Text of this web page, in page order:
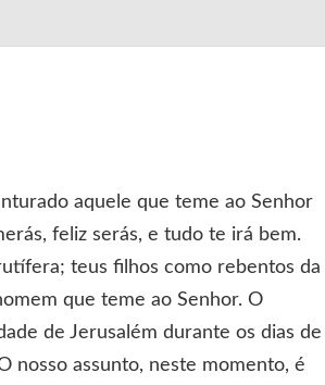
aquele que teme ao Senhor
feliz serás, e tudo te irá bem.
teus filhos como rebentos da
que teme ao Senhor. O
de Jerusalém durante os dias de
nosso assunto, neste momento, é